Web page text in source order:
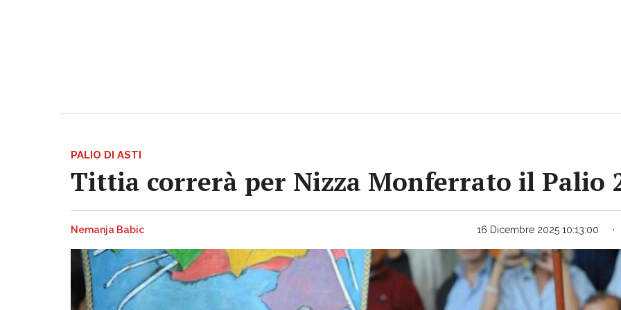
PALIO DI ASTI
Tittia correrà per Nizza Monferrato il Palio
Nemanja Babic 16 Dicembre 2025 10:13:00